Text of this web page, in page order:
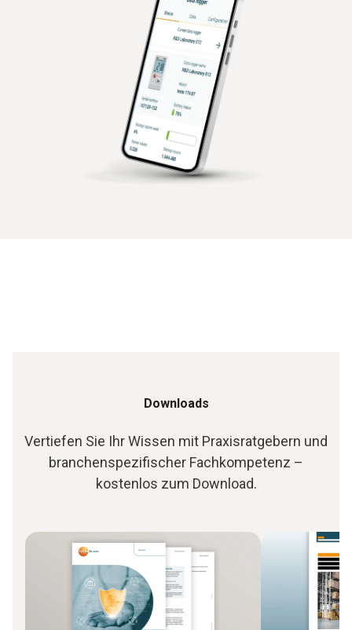
Downloads
Vertiefen Sie Ihr Wissen mit Praxisratgebern und
branchenspezifischer Fachkompetenz –
kostenlos zum Download.